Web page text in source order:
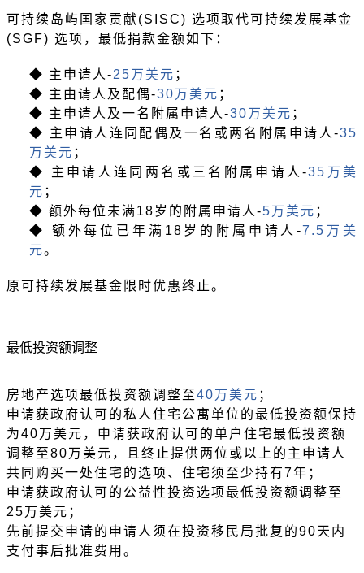
可持续岛屿国家贡献(SISC) 选项取代可持续发展基金
(SGF) 选项，最低捐款金额如下：
◆ 主申请人-25万美元 ；
◆ 主由请人及配偶-30万美元 ；
◆ 主申请人及一名附属申请人-30万美元 ；
◆ 主申请人连同配偶及一名或两名附属申请人-35
万美元 ；
◆ 主申请人连同两名或三名附属申请人-35万美
元 ；
◆ 额外每位未满18岁的附属申请人-5万美元 ；
◆ 额外每位已年满18岁的附属申请人-7.5万美
元。
原可持续发展基金限时优惠终止。
最低投资额调整
房地产选项最低投资额调整至40万美元 ；
申请获政府认可的私人住宅公寓单位的最低投资额保持
为40万美元，申请获政府认可的单户住宅最低投资额
调整至80万美元，且终止提供两位或以上的主申请人
共同购买一处住宅的选项、住宅须至少持有7年；
申请获政府认可的公益性投资选项最低投资额调整至
25万美元；
先前提交申请的申请人须在投资移民局批复的90天内
支付事后批准费用。